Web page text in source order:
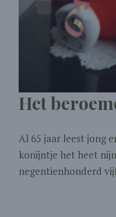
Het
Al 65 jaar leest jong
konijntje het heet
negentienhonderd